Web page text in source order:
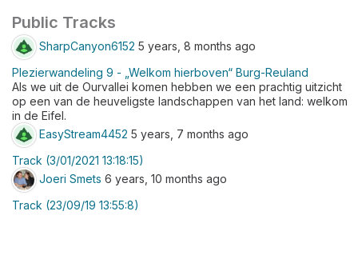
Public Tracks
SharpCanyon6152 5 years, 8 months ago
Plezierwandeling 9 - „Welkom hierboven“ Burg-Reuland
Als we uit de Ourvallei komen hebben we een prachtig uitzicht
op een van de heuveligste landschappen van het land: welkom
in de Eifel.
EasyStream4452 5 years, 7 months ago
Track (3/01/2021 13:18:15)
Joeri Smets 6 years, 10 months ago
Track (23/09/19 13:55:8)